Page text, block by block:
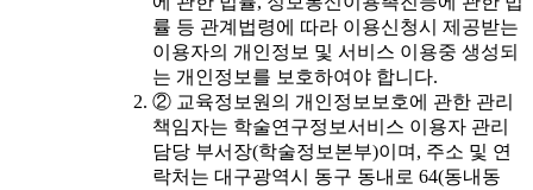
률 등 관계법령에 따라 이용신청시 제공받는
이용자의 개인정보 및 서비스 이용중 생성되
는 개인정보를 보호하여야 합니다.
② 교육정보원의 개인정보보호에 관한 관리
책임자는 학술연구정보서비스 이용자 관리
담당 부서장(학술정보본부)이며, 주소 및 연
락처는 대구광역시 동구 동내로 64(동내동